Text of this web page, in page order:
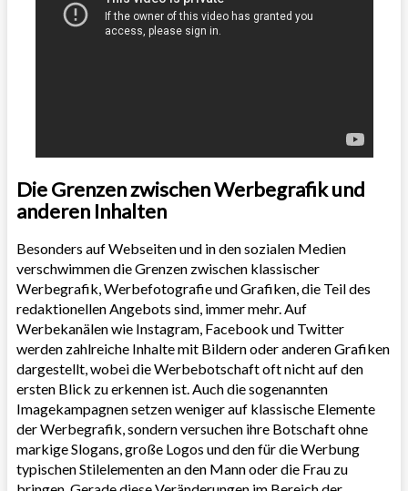
Die Grenzen zwischen Werbegrafik und
anderen Inhalten
Besonders auf Webseiten und in den sozialen Medien
verschwimmen die Grenzen zwischen klassischer
Werbegrafik, Werbefotografie und Grafiken, die Teil des
redaktionellen Angebots sind, immer mehr. Auf
Werbekanälen wie Instagram, Facebook und Twitter
werden zahlreiche Inhalte mit Bildern oder anderen Grafiken
dargestellt, wobei die Werbebotschaft oft nicht auf den
ersten Blick zu erkennen ist. Auch die sogenannten
Imagekampagnen setzen weniger auf klassische Elemente
der Werbegrafik, sondern versuchen ihre Botschaft ohne
markige Slogans, große Logos und den für die Werbung
typischen Stilelementen an den Mann oder die Frau zu